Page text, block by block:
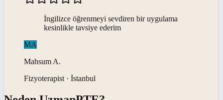
İngilizce öğrenmeyi sevdiren bir uygulama
kesinlikle tavsiye ederim
MA
Mahsum A.
Fizyoterapist · İstanbul